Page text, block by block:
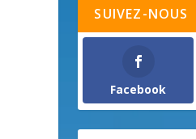
SUIVEZ-NOUS
Facebook